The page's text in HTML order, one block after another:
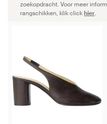
zoekopdracht. Voor meer
rangschikken, klik clickhier.